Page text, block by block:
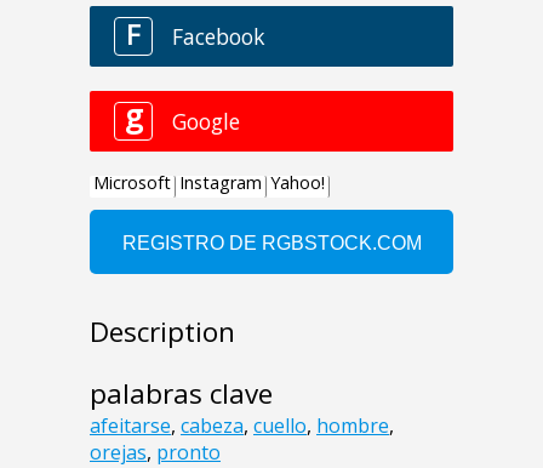
Description
palabras clave
afeitarse, cabeza, cuello, hombre,
orejas, pronto